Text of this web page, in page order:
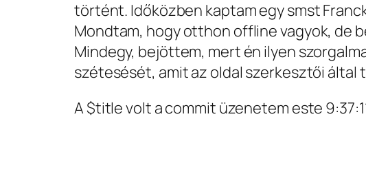
történt. Időközben kaptam egy smst
Mondtam, hogy otthon offline vagyok, de
Mindegy, bejöttem, mert én ilyen
szétesését, amit az oldal szerkesztői
A $title volt a commit üzenetem este